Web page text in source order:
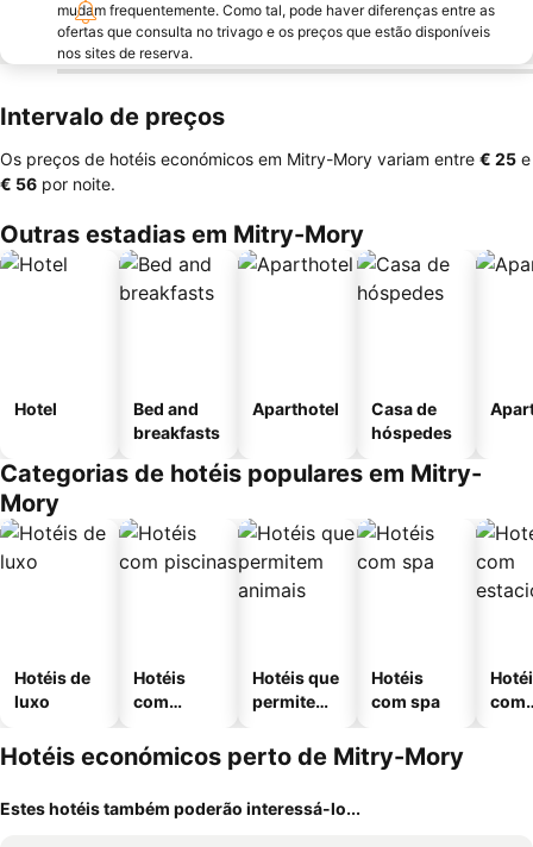
mudam frequentemente. Como tal, pode haver diferenças entre as
ofertas que consulta no trivago e os preços que estão disponíveis
nos sites de reserva.
Intervalo de preços
Os preços de hotéis económicos em Mitry-Mory variam entre ‎€ 25 e
‎€ 56 por noite.
Outras estadias em Mitry-Mory
Hotel
Bed and
breakfasts
Aparthotel
Casa de
hóspedes
Categorias de hotéis populares em Mitry-
Mory
Hotéis de
luxo
Hotéis
com
Hotéis que
permitem
Hotéis
com spa
com
Hotéis económicos perto de Mitry-Mory
Estes hotéis também poderão interessá-lo...